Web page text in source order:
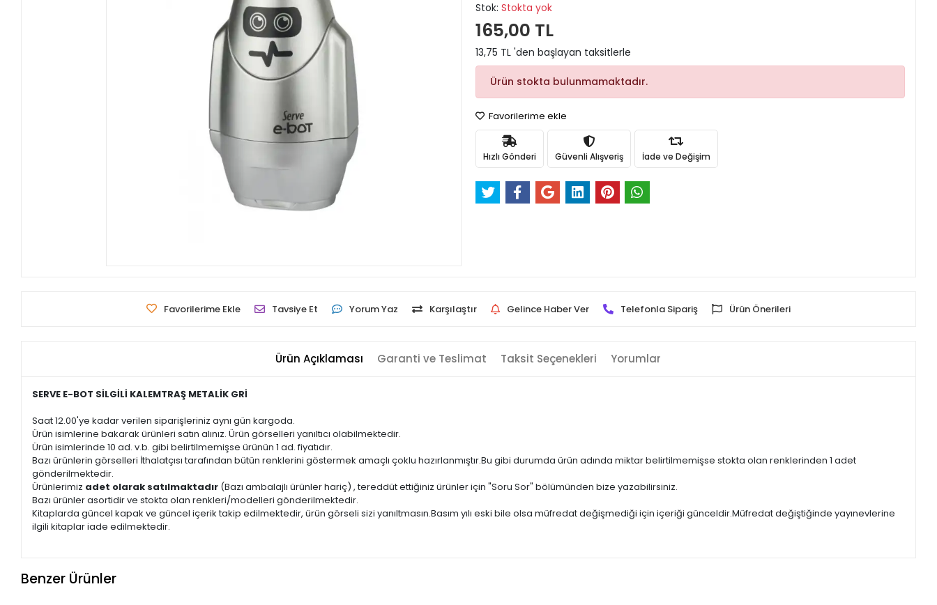
Stok: Stokta yok
165,00 TL
13,75 TL 'den başlayan taksitlerle
Ürün stokta bulunmamaktadır.
Favorilerime ekle
Hızlı Gönderi Güvenli Alışveriş İade ve Değişim
Favorilerime Ekle Tavsiye Et Yorum Yaz Karşılaştır Gelince Haber Ver Telefonla Sipariş Ürün Önerileri
Ürün Açıklaması Garanti ve Teslimat Taksit Seçenekleri Yorumlar
SERVE E-BOT SİLGİLİ KALEMTRAŞ METALİK GRİ
Saat 12.00'ye kadar verilen siparişleriniz aynı gün kargoda.
Ürün isimlerine bakarak ürünleri satın alınız. Ürün görselleri yanıltıcı olabilmektedir.
Ürün isimlerinde 10 ad. v.b. gibi belirtilmemişse ürünün 1 ad. fiyatıdır.
Bazı ürünlerin görselleri İthalatçısı tarafından bütün renklerini göstermek amaçlı çoklu hazırlanmıştır.Bu gibi durumda ürün adında miktar belirtilmemişse stokta olan renklerinden 1 adet
gönderilmektedir.
Ürünlerimiz adet olarak satılmaktadır (Bazı ambalajlı ürünler hariç) , tereddüt ettiğiniz ürünler için "Soru Sor" bölümünden bize yazabilirsiniz.
Bazı ürünler asortidir ve stokta olan renkleri/modelleri gönderilmektedir.
Kitaplarda güncel kapak ve güncel içerik takip edilmektedir, ürün görseli sizi yanıltmasın.Basım yılı eski bile olsa müfredat değişmediği için içeriği günceldir.Müfredat değiştiğinde yayınevlerine
ilgili kitaplar iade edilmektedir.
Benzer Ürünler